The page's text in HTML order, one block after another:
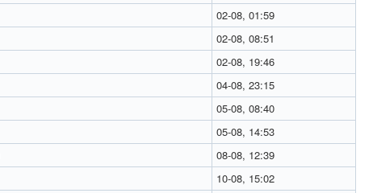
02-08, 01:59
02-08, 08:51
02-08, 19:46
04-08, 23:15
05-08, 08:40
05-08, 14:53
08-08, 12:39
10-08, 15:02